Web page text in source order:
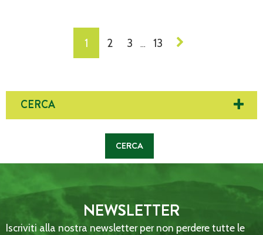
NAVIGAZIONE1 2 3 … 13
CERCA
NEWSLETTER
Iscriviti alla nostra newsletter per non perdere tutte le